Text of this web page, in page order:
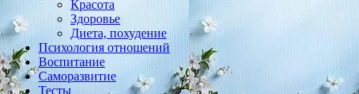
Красота
Здоровье
Диета, похудение
Психология отношений
Воспитание
Саморазвитие
Тесты